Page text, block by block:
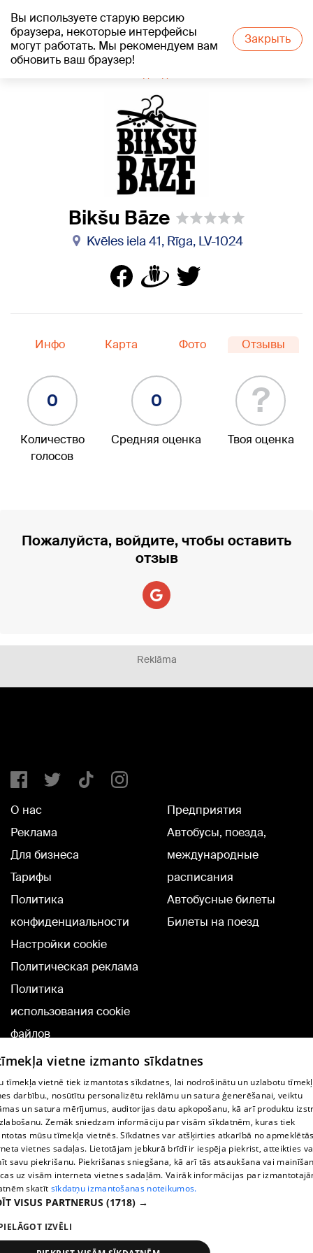
Вы используете старую версию
браузера, некоторые интерфейсы
могут работать. Мы рекомендуем вам
обновить ваш браузер!
Закрыть
+15°C
Bikšu Bāze
Kvēles iela 41, Rīga, LV-1024
Инфо Карта Фото Отзывы
0
Количество
голосов
0
Средняя оценка
?
Твоя оценка
Пожалуйста, войдите, чтобы оставить
отзыв
Reklāma
О нас
Реклама
Для бизнеса
Тарифы
Политика
конфиденциальности
Настройки cookie
Политическая реклама
Политика
использования cookie
файлов
Добавление
комментариев
Предприятия
Автобусы, поезда,
международные
расписания
Автобусные билеты
Билеты на поезд
TВ-программа
Условия договора
360 Ziņu kontakti
Helio Media
Служба помощи портала: э-почта -
vietne izmanto sīkdatnes
tīmekļa vietnē tiek izmantotas sīkdatnes, lai nodrošinātu un uzlabotu
darbību., nosūtītu personalizētu reklāmu un satura ģenerēšanai, veiktu
un satura mērījumus, auditorijas datu apkopošanu, kā arī produktu
Zemāk sniedzam informāciju par visām sīkdatnēm, kuras tiek
mūsu tīmekļa vietnēs. Sīkdatnes var atšķirties atkarībā no
vietnes sadaļas. Lietotājam jebkurā brīdī ir iespēja piekrist, atteikties
savu piekrišanu. Piekrišanas sniegšana, kā arī tās atsaukšana vai
uz visām interneta vietnes sadaļām. Vairāk informācijas par
skatīt sīkdatņu izmantošanas noteikumos.
VISUS PARTNERUS (1718) →
IZVĒLI